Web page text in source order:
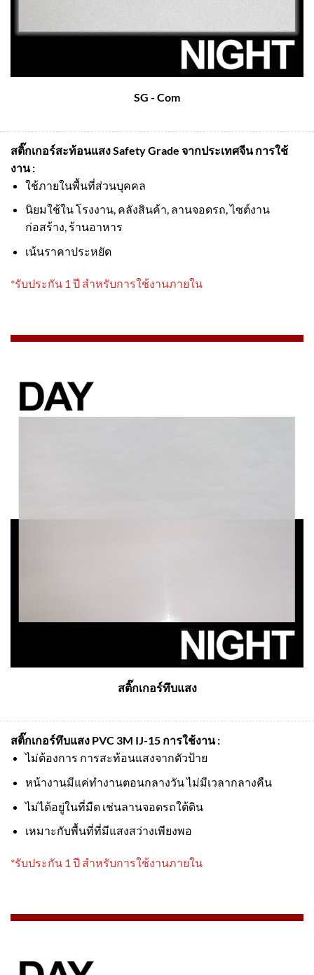
SG - Com
สติ๊กเกอร์สะท้อนแสง Safety Grade จากประเทศจีนการใช้
งาน :
ใช้ภายในพื้นที่ส่วนบุคคล
นิยมใช้ใน โรงงาน, คลังสินค้า, ลานจอดรถ, ไซต์งาน
ก่อสร้าง, ร้านอาหาร
เน้นราคาประหยัด
*รับประกัน 1 ปี สำหรับการใช้งานภายใน
สติ๊กเกอร์ทึบแสง
สติ๊กเกอร์ทึบแสง PVC 3M IJ-15 การใช้งาน :
ไม่ต้องการ การสะท้อนแสงจากตัวป้าย
หน้างานมีแค่ทำงานตอนกลางวัน ไม่มีเวลากลางคืน
ไม่ได้อยู่ในที่มืด เช่นลานจอดรถใต้ดิน
เหมาะกับพื้นที่ที่มีแสงสว่างเพียงพอ
*รับประกัน 1 ปี สำหรับการใช้งานภายใน